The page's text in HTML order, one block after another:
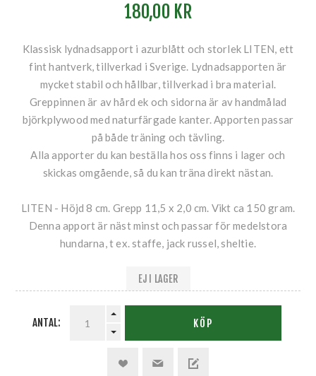
180,00 KR
Klassisk lydnadsapport i azurblått och storlek LITEN, ett
fint hantverk, tillverkad i Sverige. Lydnadsapporten är
mycket stabil och hållbar, tillverkad i bra material.
Greppinnen är av hård ek och sidorna är av handmålad
björkplywood med naturfärgade kanter. Apporten passar
på både träning och tävling.
Alla apporter du kan beställa hos oss finns i lager och
skickas omgående, så du kan träna direkt nästan.
LITEN - Höjd 8 cm. Grepp 11,5 x 2,0 cm. Vikt ca 150 gram.
Denna apport är näst minst och passar för medelstora
hundarna, t ex. staffe, jack russel, sheltie.
EJ I LAGER
ANTAL: KÖP